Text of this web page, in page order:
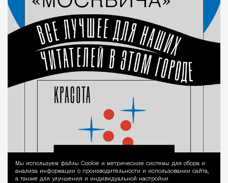
Уведомление
Мы используем файлы Сookie и метрические системы для сбора и
анализа информации о производительности и использовании сайта,
а также для улучшения и индивидуальной настройки